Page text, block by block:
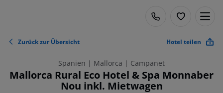
Zurück zur Übersicht Hotel teilen
Spanien | Mallorca | Campanet
Mallorca Rural Eco Hotel & Spa Monnaber
Nou inkl. Mietwagen